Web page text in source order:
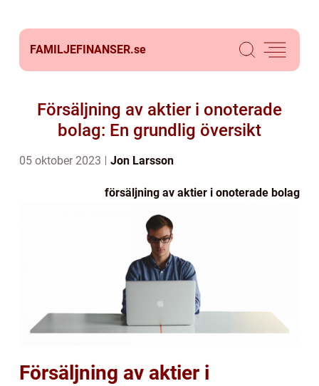
FAMILJEFINANSER.se
Försäljning av aktier i onoterade
bolag: En grundlig översikt
05 oktober 2023 Jon Larsson
försäljning av aktier i onoterade bolag
Försäljning av aktier i